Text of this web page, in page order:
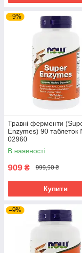
–9%
Травні ферменти
Enzymes) 90 таблеток
02960
В наявності
909 ₴ 999,90 ₴
Купити
–9%